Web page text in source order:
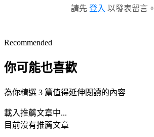
請先 登入 以發表留言。
Recommended
你可能也喜歡
為你精選 3 篇值得延伸閱讀的內容
載入推薦文章中...
目前沒有推薦文章